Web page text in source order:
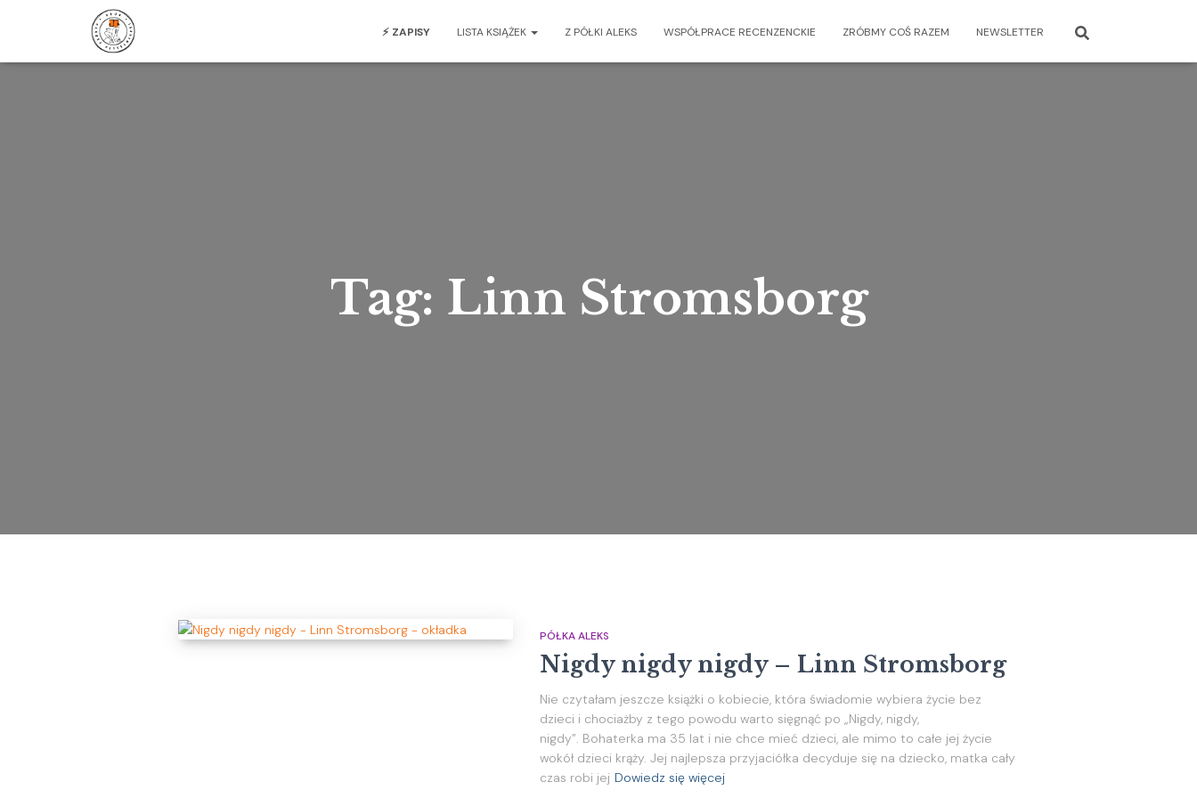
⚡️ ZAPISY LISTA KSIĄŻEK Z PÓŁKI ALEKS WSPÓŁPRACE RECENZENCKIE ZRÓBMY COŚ RAZEM NEWSLETTER
Tag: Linn Stromsborg
PÓŁKA ALEKS
Nigdy nigdy nigdy – Linn Stromsborg
Nie czytałam jeszcze książki o kobiecie, która świadomie wybiera życie bez
dzieci i chociażby z tego powodu warto sięgnąć po „Nigdy, nigdy,
nigdy”. Bohaterka ma 35 lat i nie chce mieć dzieci, ale mimo to całe jej życie
wokół dzieci krąży. Jej najlepsza przyjaciółka decyduje się na dziecko, matka cały
czas robi jej Dowiedz się więcej